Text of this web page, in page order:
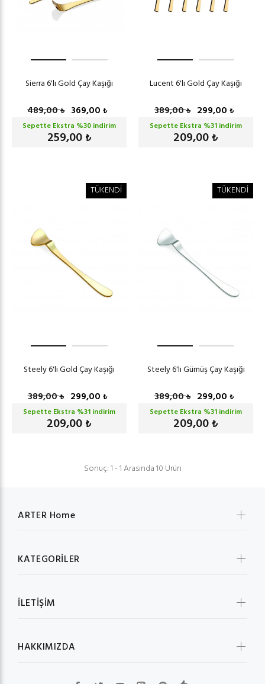
Sierra 6'lı Gold Çay Kaşığı
489,00₺ 369,00 ₺
Sepette Ekstra %30 indirim
259,00 ₺
Lucent 6'lı Gold Çay Kaşığı
389,00₺ 299,00 ₺
Sepette Ekstra %31 indirim
209,00 ₺
TÜKENDİ
Steely 6'lı Gold Çay Kaşığı
389,00₺ 299,00 ₺
Sepette Ekstra %31 indirim
209,00 ₺
TÜKENDİ
Steely 6'lı Gümüş Çay Kaşığı
389,00₺ 299,00 ₺
Sepette Ekstra %31 indirim
209,00 ₺
Sonuç: 1 - 1 Arasında 10 Ürün
ARTER Home
KATEGORİLER
İLETİŞİM
HAKKIMIZDA